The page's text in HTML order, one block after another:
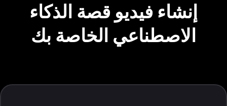
إنشاء فيديو قصة الذكاء
الاصطناعي الخاصة بك